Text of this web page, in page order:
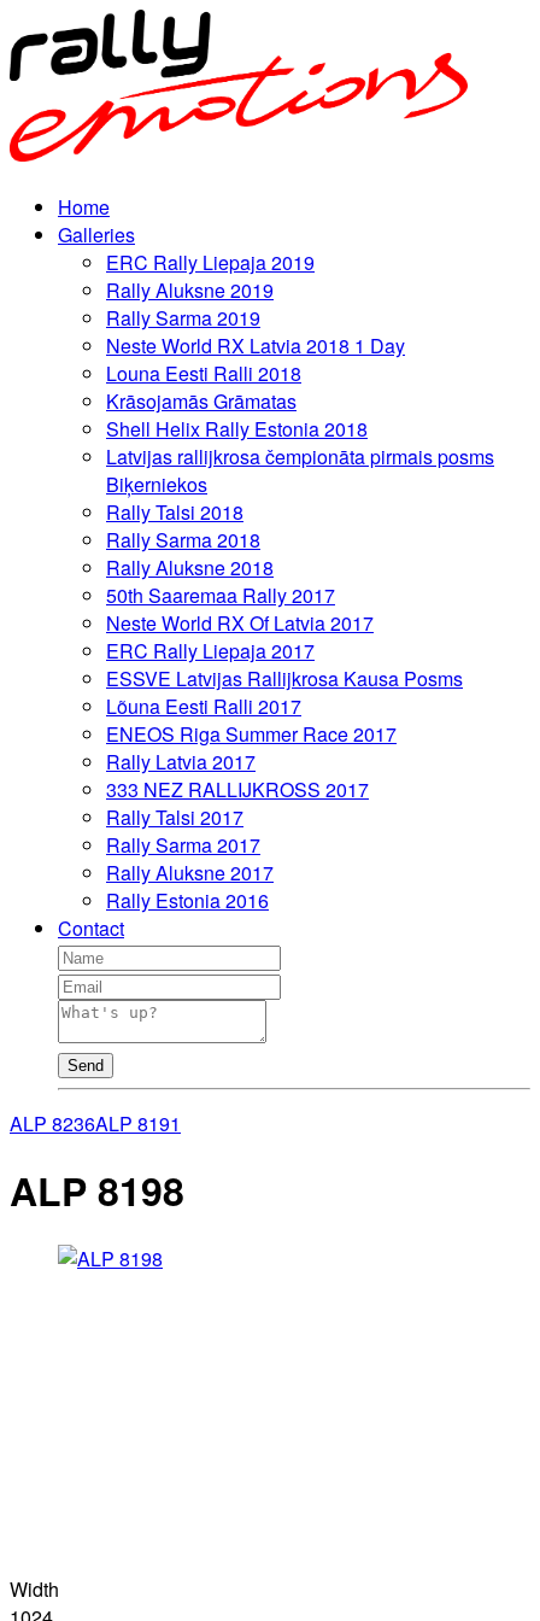
Home
Galleries
ERC Rally Liepaja 2019
Rally Aluksne 2019
Rally Sarma 2019
Neste World RX Latvia 2018 1 Day
Louna Eesti Ralli 2018
Krāsojamās Grāmatas
Shell Helix Rally Estonia 2018
Latvijas rallijkrosa čempionāta pirmais posms
Biķerniekos
Rally Talsi 2018
Rally Sarma 2018
Rally Aluksne 2018
50th Saaremaa Rally 2017
Neste World RX Of Latvia 2017
ERC Rally Liepaja 2017
ESSVE Latvijas Rallijkrosa Kausa Posms
Lõuna Eesti Ralli 2017
ENEOS Riga Summer Race 2017
Rally Latvia 2017
333 NEZ RALLIJKROSS 2017
Rally Talsi 2017
Rally Sarma 2017
Rally Aluksne 2017
Rally Estonia 2016
Contact
Send
ALP 8236ALP 8191
ALP 8198
Width